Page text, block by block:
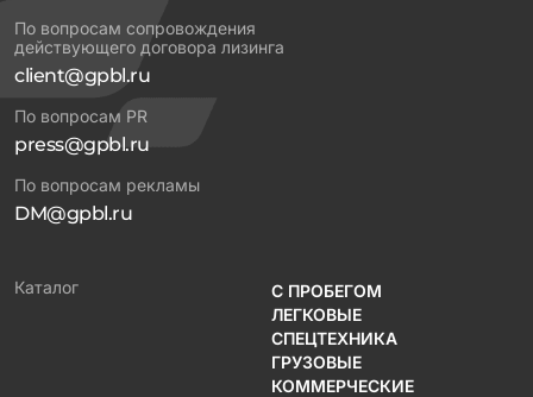
По вопросам сопровождения
действующего договора лизинга
client@gpbl.ru
По вопросам PR
press@gpbl.ru
По вопросам рекламы
DM@gpbl.ru
Каталог
С ПРОБЕГОМ
ЛЕГКОВЫЕ
СПЕЦТЕХНИКА
ГРУЗОВЫЕ
КОММЕРЧЕСКИЕ